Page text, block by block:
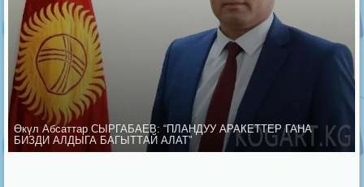
Өкүл Абсаттар СЫРГАБАЕВ: “ПЛАНДУУ АРАКЕТТЕР ГАНА
БИЗДИ АЛДЫГА БАГЫТТАЙ АЛАТ”